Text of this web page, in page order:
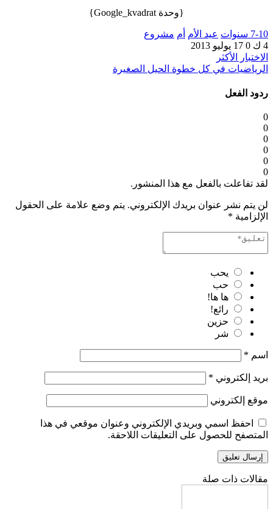
{وحدة Google_kvadrat}
7-10 سنوات عيد الأم أم مشروع
4 ك
0 17 يوليو 2013
الاختبار الأكثر
الرياضيات في كل خطوة الحيل الصغيرة
ردود الفعل
0
0
0
0
0
0
لقد تفاعلت بالفعل مع هذا المنشور.
لن يتم نشر عنوان بريدك الإلكتروني. يتم وضع علامة على الحقول
الإلزامية *
يحب
حب
ها ها!
رائع!
حزين
شر
اسم *
بريد إلكتروني *
موقع إلكتروني
احفظ اسمي وبريدي الإلكتروني وعنوان موقعي في هذا
المتصفح للحصول على التعليقات اللاحقة.
مقالات ذات صلة